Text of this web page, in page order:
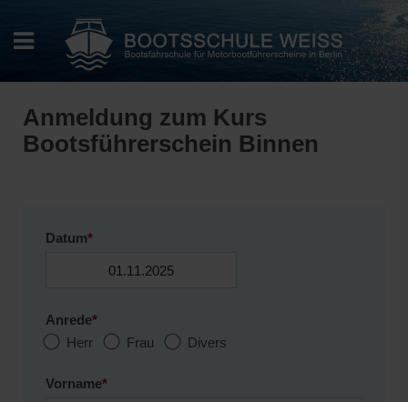
Anmeldung zum Kurs
Bootsführerschein Binnen
Datum*
Anrede*
Herr
Frau Divers
Vorname*